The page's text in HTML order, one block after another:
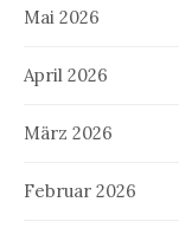
Mai 2026
April 2026
März 2026
Februar 2026